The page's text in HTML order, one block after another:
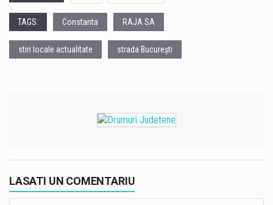
TAGS: Constanta RAJA SA
stiri locale actualitate strada București
LASATI UN COMENTARIU